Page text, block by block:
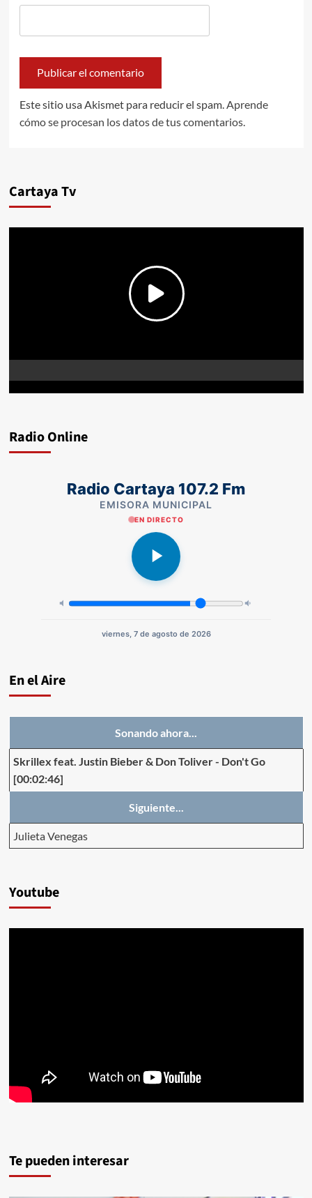
Este sitio usa Akismet para reducir el spam. Aprende
cómo se procesan los datos de tus comentarios.
Cartaya Tv
Radio Online
Radio Cartaya 107.2 Fm
EMISORA MUNICIPAL
EN DIRECTO
viernes, 7 de agosto de 2026
En el Aire
Sonando ahora...
Skrillex feat. Justin Bieber & Don Toliver- Don't Go
[00:02:46]
Siguiente...
Julieta Venegas
Youtube
Te pueden interesar